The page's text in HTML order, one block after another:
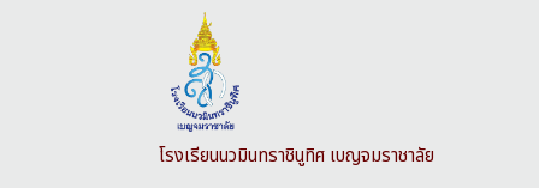
โรงเรียนนวมินทราชินูทิศ เบญจมราชาลัย